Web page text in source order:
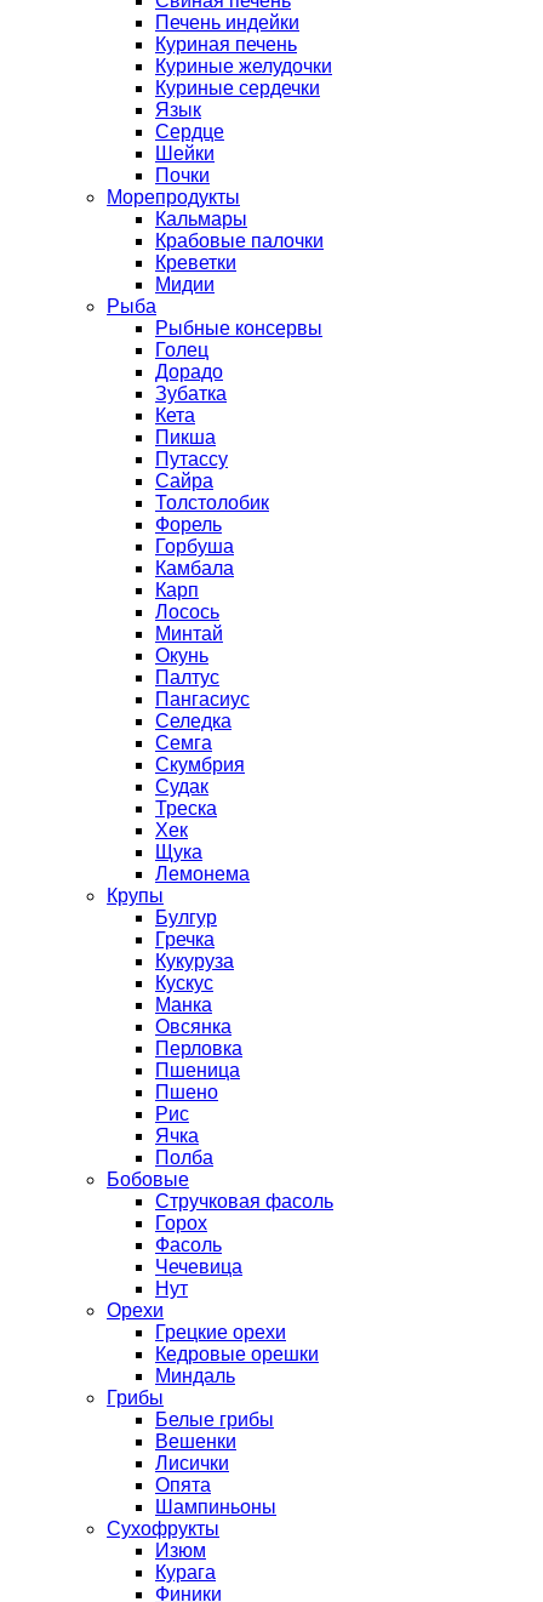
Печень индейки
Куриная печень
Куриные желудочки
Куриные сердечки
Язык
Сердце
Шейки
Почки
Морепродукты
Кальмары
Крабовые палочки
Креветки
Мидии
Рыба
Рыбные консервы
Голец
Дорадо
Зубатка
Кета
Пикша
Путассу
Сайра
Толстолобик
Форель
Горбуша
Камбала
Карп
Лосось
Минтай
Окунь
Палтус
Пангасиус
Селедка
Семга
Скумбрия
Судак
Треска
Хек
Щука
Лемонема
Крупы
Булгур
Гречка
Кукуруза
Кускус
Манка
Овсянка
Перловка
Пшеница
Пшено
Рис
Ячка
Полба
Бобовые
Стручковая фасоль
Горох
Фасоль
Чечевица
Нут
Орехи
Грецкие орехи
Кедровые орешки
Миндаль
Грибы
Белые грибы
Вешенки
Лисички
Опята
Шампиньоны
Сухофрукты
Изюм
Курага
Финики